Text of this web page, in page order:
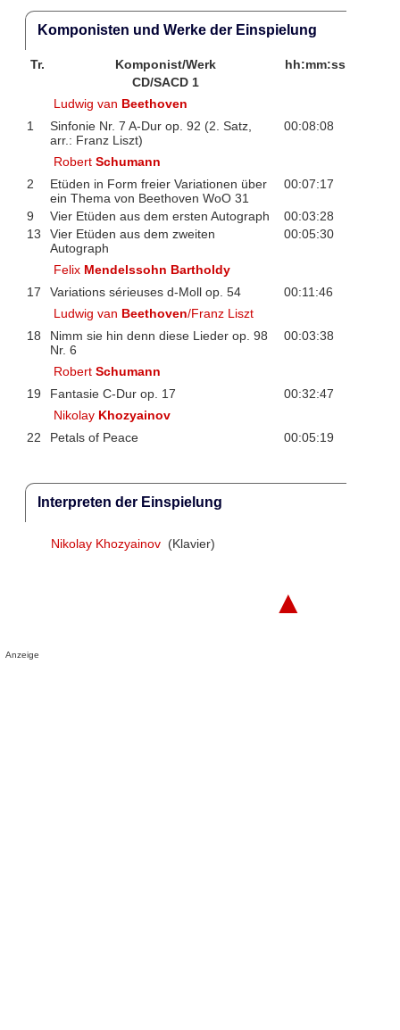
Komponisten und Werke der Einspielung
Tr. Komponist/Werk
hh:mm:ss
CD/SACD 1
Ludwig van Beethoven
1
Sinfonie Nr. 7 A-Dur op. 92 (2. Satz,
arr.: Franz Liszt)
00:08:08
RobertSchumann
2
Etüden in Form freier Variationen über
ein Thema von Beethoven WoO 31
00:07:17
9 Vier Etüden aus dem ersten Autograph
00:03:28
13
Vier Etüden aus dem zweiten
Autograph
00:05:30
Felix Mendelssohn Bartholdy
17
Variations sérieuses d-Moll op. 54
00:11:46
Ludwig van Beethoven/Franz Liszt
18
Nimm sie hin denn diese Lieder op. 98
Nr. 6
00:03:38
RobertSchumann
19
Fantasie C-Dur op. 17
00:32:47
Nikolay Khozyainov
22
Petals of Peace 00:05:19
Interpreten der Einspielung
Nikolay Khozyainov (Klavier)
▲
Anzeige